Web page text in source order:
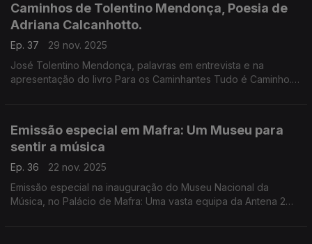
Caminhos de Tolentino Mendonça, Poesia de
Adriana Calcanhotto.
Ep. 37
29 nov. 2025
José Tolentino Mendonça, palavras em entrevista e na
apresentação do livro Para os Caminhantes Tudo é Caminho. E
Emissão especial em Mafra: Um Museu para
sentir a música
Ep. 36
22 nov. 2025
Emissão especial na inauguração do Museu Nacional da
Música, no Palácio de Mafra: Uma vasta equipa da Antena 2